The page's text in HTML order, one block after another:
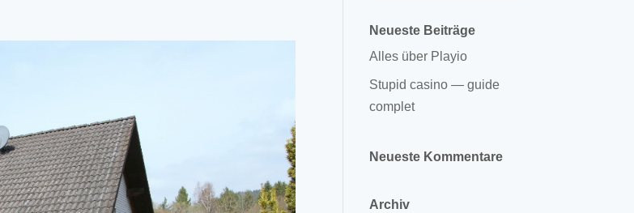
Neueste Beiträge
Alles über Playio
Stupid casino — guide
complet
Neueste Kommentare
Archiv